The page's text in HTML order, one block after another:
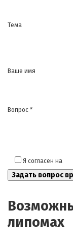
Тема
Ваше имя
Вопрос *
Я согласен на
липомах